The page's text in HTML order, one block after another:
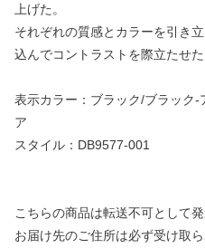
上げた。
それぞれの質感とカラーを引き
込んでコントラストを際立たせた
表示カラー：ブラック/ブラック
ア
スタイル：DB9577-001
こちらの商品は転送不可として発
お届け先のご住所は必ず受け取